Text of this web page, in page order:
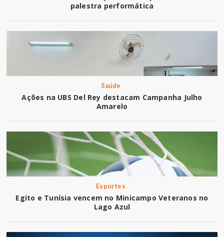
palestra performática
Saúde
Ações na UBS Del Rey destacam Campanha Julho
Amarelo
Esportes
Egito e Tunísia vencem no Minicampo Veteranos no
Lago Azul